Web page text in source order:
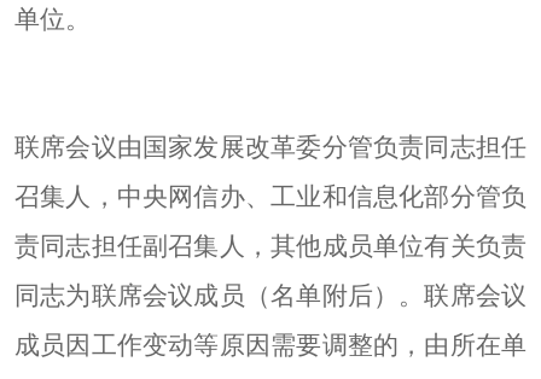
单位。
联席会议由国家发展改革委分管负责同志担任
召集人，中央网信办、工业和信息化部分管负
责同志担任副召集人，其他成员单位有关负责
同志为联席会议成员（名单附后）。联席会议
成员因工作变动等原因需要调整的，由所在单